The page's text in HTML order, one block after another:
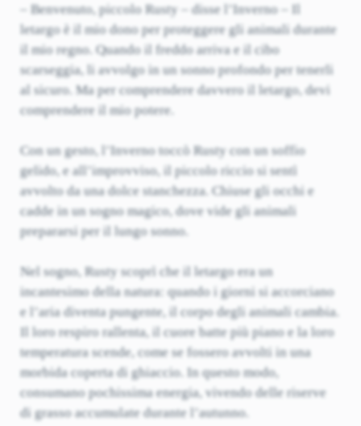
– Benvenuto, piccolo Rusty – disse l’Inverno – Il
letargo è il mio dono per proteggere gli animali durante
il mio regno. Quando il freddo arriva e il cibo
scarseggia, li avvolgo in un sonno profondo per tenerli
al sicuro. Ma per comprendere davvero il letargo, devi
comprendere il mio potere.
Con un gesto, l’Inverno toccò Rusty con un soffio
gelido, e all’improvviso, il piccolo riccio si sentì
avvolto da una dolce stanchezza. Chiuse gli occhi e
cadde in un sogno magico, dove vide gli animali
prepararsi per il lungo sonno.
Nel sogno, Rusty scoprì che il letargo era un
incantesimo della natura: quando i giorni si accorciano
e l’aria diventa pungente, il corpo degli animali cambia.
Il loro respiro rallenta, il cuore batte più piano e la loro
temperatura scende, come se fossero avvolti in una
morbida coperta di ghiaccio. In questo modo,
consumano pochissima energia, vivendo delle riserve
di grasso accumulate durante l’autunno.